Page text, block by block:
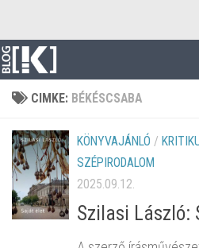
CIMKE: BÉKÉSCSABA
KÖNYVAJÁNLÓ /
SZÉPIRODALOM
2025.09.12.
Szilasi László: